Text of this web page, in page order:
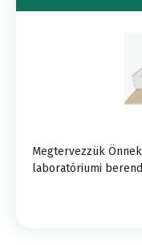
Megtervezzük
laboratóriumi